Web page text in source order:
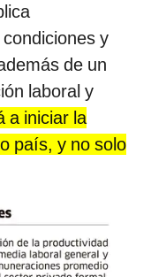
y
de un
laboral y
a iniciar la
país, y no solo